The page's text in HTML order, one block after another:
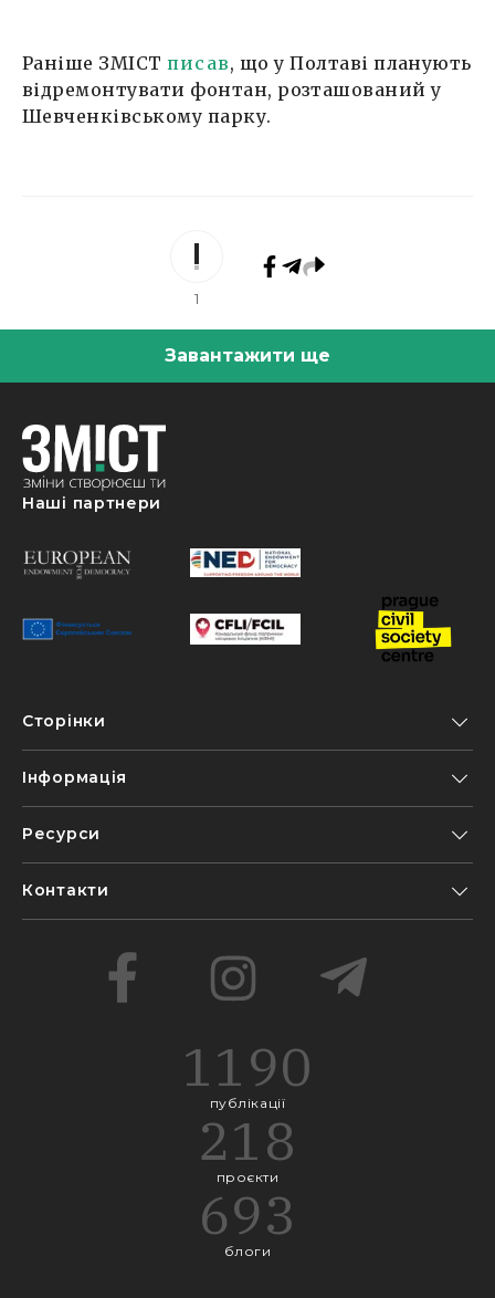
Раніше ЗМІСТписав, що у Полтаві планують
відремонтувати фонтан, розташований у
Шевченківському парку.
1
Завантажити ще
Наші партнери
Сторінки
Інформація
Ресурси
Контакти
1190
публікації
218
проєкти
693
блоги